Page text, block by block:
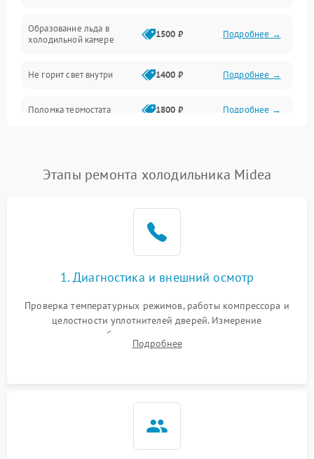
Образование льда в
холодильной камере
1500 ₽ Подробнее →
Не горит свет внутри 1400 ₽ Подробнее →
Поломка термостата 1800 ₽ Подробнее →
Поломка системы No Frost 2600 ₽ Подробнее →
работе
2000 ₽ Подробнее →
1000 ₽
1800 ₽
Этапы ремонта холодильника Midea
1. Диагностика и внешний осмотр
Проверка температурных режимов, работы компрессора и
целостности уплотнителей дверей. Измерение
сопротивления обмоток мотора, проверка термостата и
считывание кодов ошибок с электронного дисплея.
Подробнее